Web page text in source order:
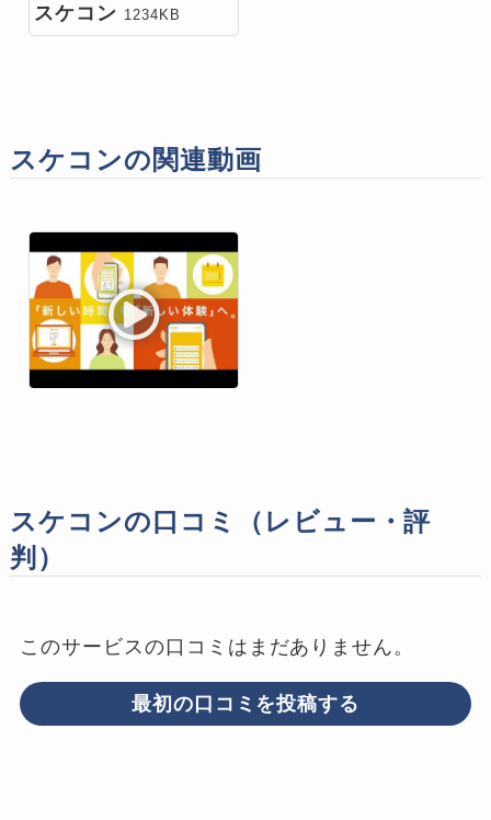
スケコン 1234KB
スケコンの関連動画
スケコンの口コミ（レビュー・評
判）
このサービスの口コミはまだありません。
最初の口コミを投稿する